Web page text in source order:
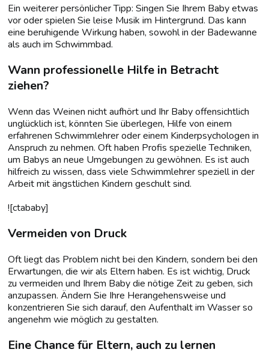
Ein weiterer persönlicher Tipp: Singen Sie Ihrem Baby etwas
vor oder spielen Sie leise Musik im Hintergrund. Das kann
eine beruhigende Wirkung haben, sowohl in der Badewanne
als auch im Schwimmbad.
Wann professionelle Hilfe in Betracht
ziehen?
Wenn das Weinen nicht aufhört und Ihr Baby offensichtlich
unglücklich ist, könnten Sie überlegen, Hilfe von einem
erfahrenen Schwimmlehrer oder einem Kinderpsychologen in
Anspruch zu nehmen. Oft haben Profis spezielle Techniken,
um Babys an neue Umgebungen zu gewöhnen. Es ist auch
hilfreich zu wissen, dass viele Schwimmlehrer speziell in der
Arbeit mit ängstlichen Kindern geschult sind.
![ctababy]
Vermeiden von Druck
Oft liegt das Problem nicht bei den Kindern, sondern bei den
Erwartungen, die wir als Eltern haben. Es ist wichtig, Druck
zu vermeiden und Ihrem Baby die nötige Zeit zu geben, sich
anzupassen. Ändern Sie Ihre Herangehensweise und
konzentrieren Sie sich darauf, den Aufenthalt im Wasser so
angenehm wie möglich zu gestalten.
Eine Chance für Eltern, auch zu lernen